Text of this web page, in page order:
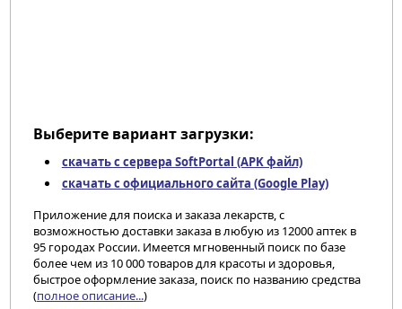
Выберите вариант загрузки:
скачать с сервера SoftPortal (APK файл)
скачать с официального сайта (Google Play)
Приложение для поиска и заказа лекарств, с
возможностью доставки заказа в любую из 12000 аптек в
95 городах России. Имеется мгновенный поиск по базе
более чем из 10 000 товаров для красоты и здоровья,
быстрое оформление заказа, поиск по названию средства
(полное описание...)